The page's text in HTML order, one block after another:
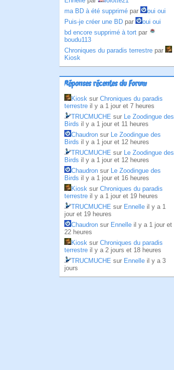
ma BD à été supprimé par
oui oui
Puis-je créer une BD par
oui oui
bd encore supprimé à tort par
boudu113
Chroniques du paradis terrestre par
Kiosk
Réponses récentes du Forum
Kiosk sur Chroniques du paradis
terrestre il y a 1 jour et 7 heures
TRUCMUCHE sur Le Zoodingue des
Birds il y a 1 jour et 11 heures
Chaudron sur Le Zoodingue des
Birds il y a 1 jour et 12 heures
TRUCMUCHE sur Le Zoodingue des
Birds il y a 1 jour et 12 heures
Chaudron sur Le Zoodingue des
Birds il y a 1 jour et 16 heures
Kiosk sur Chroniques du paradis
terrestre il y a 1 jour et 19 heures
TRUCMUCHE sur Ennelle il y a 1
jour et 19 heures
Chaudron sur Ennelle il y a 1 jour et
22 heures
Kiosk sur Chroniques du paradis
terrestre il y a 2 jours et 18 heures
TRUCMUCHE sur Ennelle il y a 3
jours